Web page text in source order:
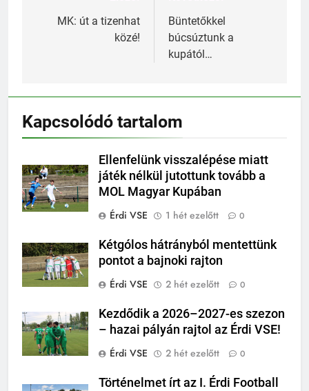
navigáció
MK: út a tizenhat
közé!
Büntetőkkel
búcsúztunk a
kupától…
Kapcsolódó tartalom
Ellenfelünk visszalépése miatt
játék nélkül jutottunk tovább a
MOL Magyar Kupában
Érdi VSE
1 hét ezelőtt 0
Kétgólos hátrányból mentettünk
pontot a bajnoki rajton
Érdi VSE
2 hét ezelőtt 0
Kezdődik a 2026–2027-es szezon
– hazai pályán rajtol az Érdi VSE!
Érdi VSE
2 hét ezelőtt 0
Történelmet írt az I. Érdi Football